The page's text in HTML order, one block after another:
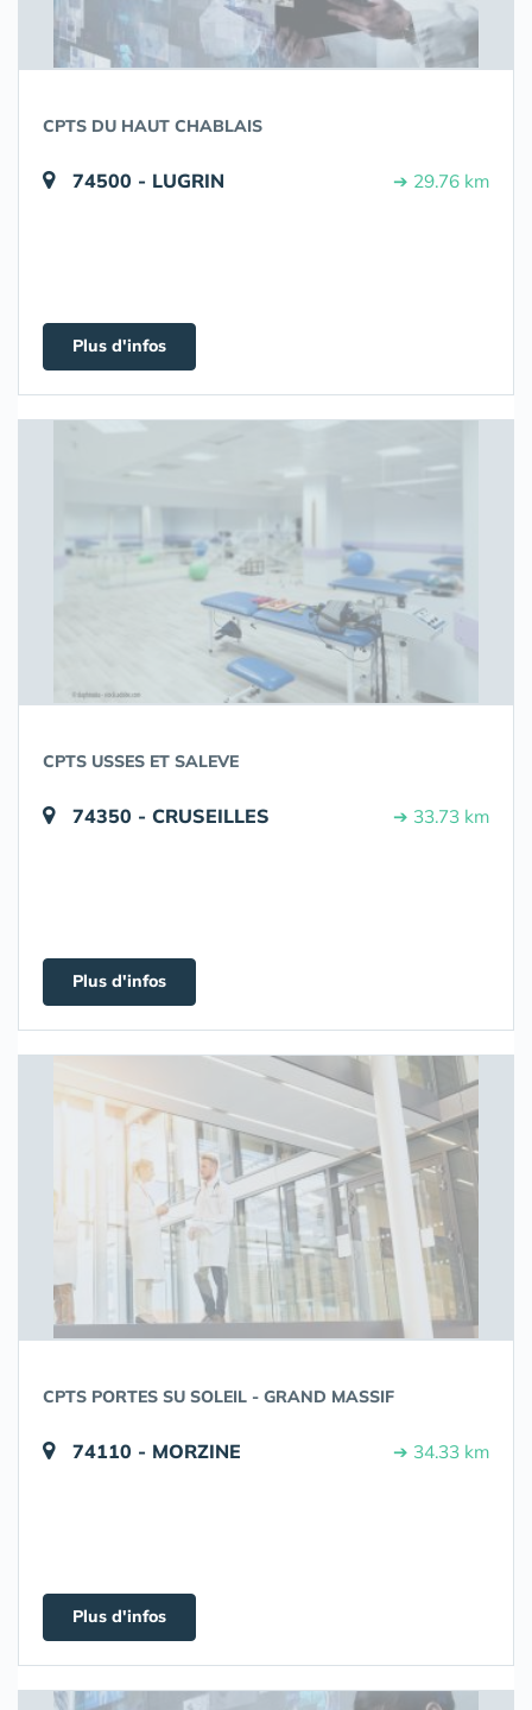
CPTS DU HAUT CHABLAIS
74500 - LUGRIN ➔ 29.76 km
Plus d'infos
CPTS USSES ET SALEVE
74350 - CRUSEILLES ➔ 33.73 km
Plus d'infos
CPTS PORTES SU SOLEIL - GRAND MASSIF
74110 - MORZINE ➔ 34.33 km
Plus d'infos